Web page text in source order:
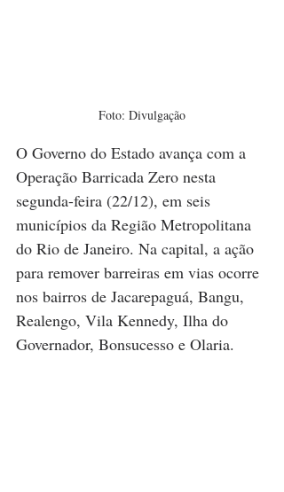
Foto: Divulgação
O Governo do Estado avança com a
Operação Barricada Zero nesta
segunda-feira (22/12), em seis
municípios da Região Metropolitana
do Rio de Janeiro. Na capital, a ação
para remover barreiras em vias ocorre
nos bairros de Jacarepaguá, Bangu,
Realengo, Vila Kennedy, Ilha do
Governador, Bonsucesso e Olaria.